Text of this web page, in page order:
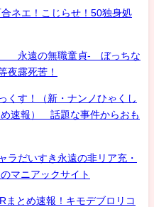
ネエ！こじらせ！50独身処
永遠の無職童貞- ぼっちな
夜露死苦！
くす！（新・ナンノひゃくし
速報） 話題な事件からおも
ラだいすき永遠の非リア充・
マニアックサイト
まとめ速報！キモデブロリコ